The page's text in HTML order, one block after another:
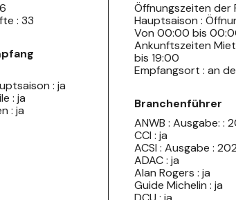
: 33
: ja
: ja
: ja
Öffnungszeiten der
Hauptsaison :
Von 00:00 bis
Ankunftszeiten
bis 19:00
Branchenführer
ANWB : Ausgabe: :
CCI : ja
ACSI : Ausgabe :
ADAC : ja
Alan Rogers : ja
Guide Michelin : ja